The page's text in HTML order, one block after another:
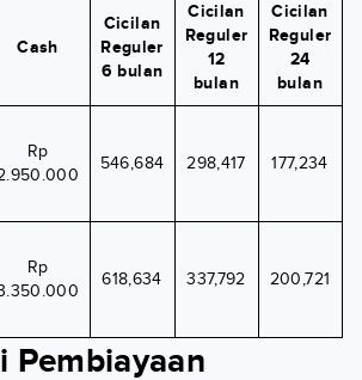
Cash
Cicilan
Reguler
6 bulan
Cicilan
Reguler
12
bulan
Cicilan
Reguler
24
bulan
Rp
546,684 298,417 177,234
Rp
618,634 337,792 200,721
Pembiayaan